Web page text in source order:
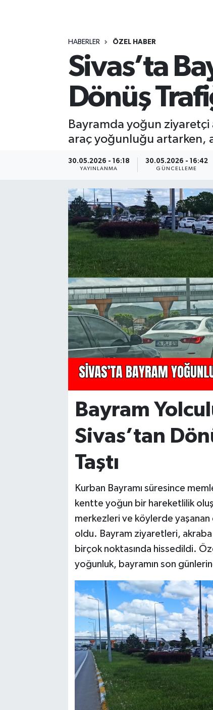
HABERLER ÖZEL HABER
Sivas’ta
Dönüş
Bayramda yoğun ziyaretçi
araç yoğunluğu artarken,
30.05.2026 - 16:18
YAYINLANMA
30.05.2026 - 16:42
GÜNCELLEME
Bayram
Sivas’tan
Taştı
Kurban Bayramı süresince
kentte yoğun bir hareketlilik
merkezleri ve köylerde yaşanan
oldu. Bayram ziyaretleri,
birçok noktasında hissedildi.
yoğunluk, bayramın son
ÖZEL HABER
RESMİ İLANLAR
SOSYAL YARDIMLAR
SPONSORLU YAZI
TEKNOLOJİ